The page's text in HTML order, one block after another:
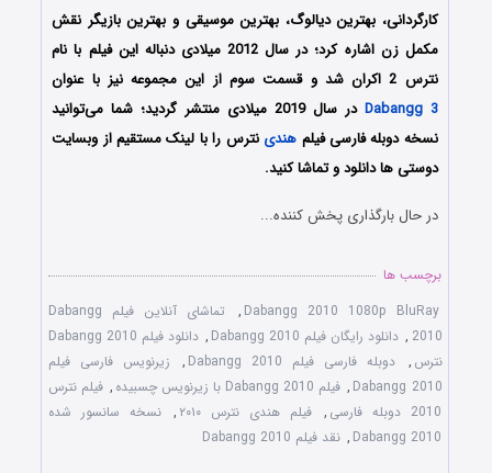
کارگردانی، بهترین دیالوگ، بهترین موسیقی و بهترین بازیگر نقش
مکمل زن اشاره کرد؛ در سال 2012 میلادی دنباله این فیلم با نام
نترس 2 اکران شد و قسمت سوم از این مجموعه نیز با عنوان
Dabangg 3
در سال 2019 میلادی منتشر گردید؛ شما می‌توانید
نسخه دوبله فارسی فیلم هندی نترس را با ‌لینک مستقیم از وبسایت
دوستی ها دانلود و تماشا کنید.
در حال بارگذاری پخش کننده...
برچسب ها
Dabangg 2010 1080p BluRay
,
تماشای آنلاین فیلم Dabangg
2010
, دانلود رایگان فیلم Dabangg 2010 ,
دانلود فیلم Dabangg 2010
نترس , دوبله فارسی فیلم Dabangg 2010 ,
زیرنویس فارسی فیلم
Dabangg 2010
, فیلم Dabangg 2010 با زیرنویس چسبیده , فیلم نترس
2010 دوبله فارسی
, فیلم هندی نترس ۲۰۱۰ , نسخه سانسور شده
Dabangg 2010
, نقد فیلم Dabangg 2010